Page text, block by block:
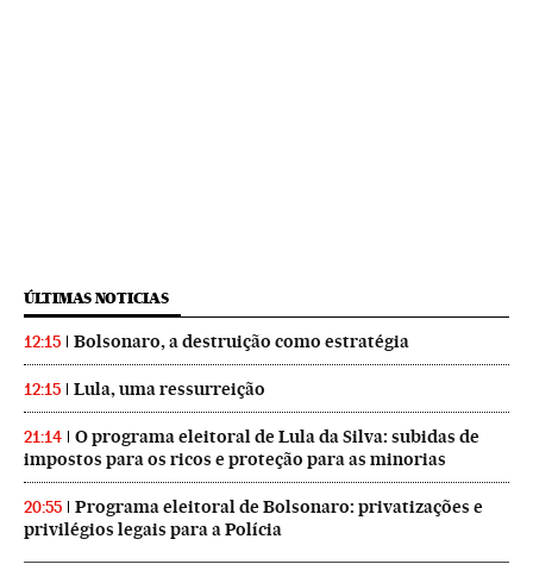
ÚLTIMAS NOTICIAS
12:15 Bolsonaro, a destruição como estratégia
12:15 Lula, uma ressurreição
21:14
O programa eleitoral de Lula da Silva: subidas de
impostos para os ricos e proteção para as minorias
20:55
Programa eleitoral de Bolsonaro: privatizações e
privilégios legais para a Polícia